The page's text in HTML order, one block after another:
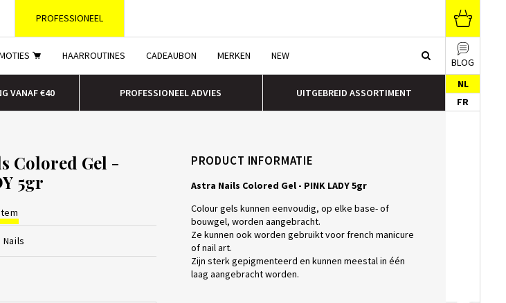
PROFESSIONEEL
HAARROUTINES CADEAUBON MERKEN NEW
BLOG
VANAF €40 PROFESSIONEEL ADVIES UITGEBREID ASSORTIMENT
NL
FR
Colored Gel -
5gr
PRODUCT INFORMATIE
Astra Nails Colored Gel - PINK LADY 5gr
Colour gels kunnen eenvoudig, op elke base- of
bouwgel, worden aangebracht.
Ze kunnen ook worden gebruikt voor french manicure
of nail art.
Zijn sterk gepigmenteerd en kunnen meestal in één
laag aangebracht worden.